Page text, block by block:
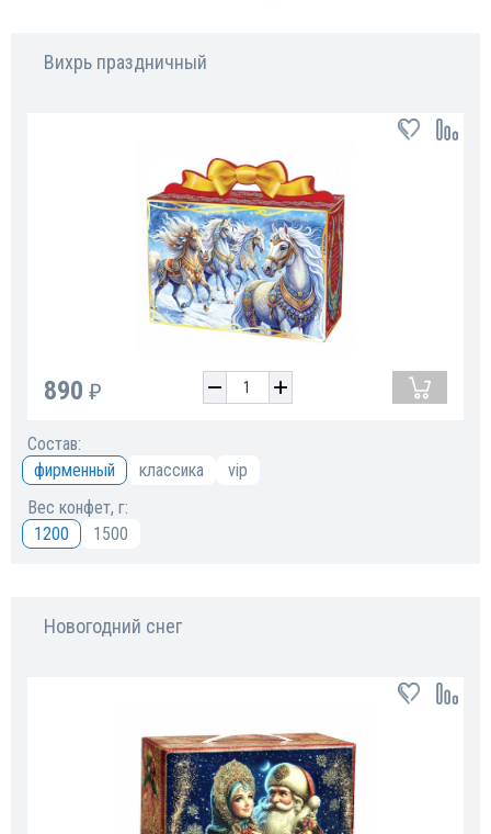
Вихрь праздничный
890 ₽
Состав:
фирменный
классика
vip
Вес конфет, г:
1200
1500
Новогодний снег